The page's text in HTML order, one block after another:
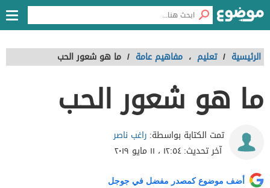
الرئيسية / تعليم ، مفاهيم عامة / ما هو شعور الحب
ما هو شعور الحب
تمت الكتابة بواسطة: راغب ناصر
آخر تحديث:١٢:٥٤ ، ١١ مايو ٢٠١٩
أضف موضوع كمصدر مفضل في جوجل